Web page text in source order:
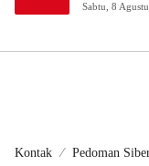
Sabtu, 8
Kontak Pedoman